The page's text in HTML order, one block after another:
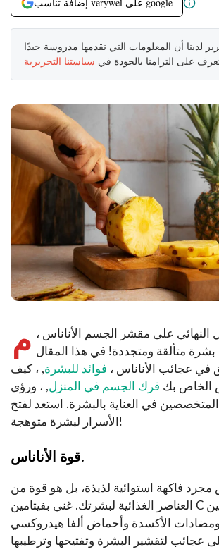
لدينا أن المعلومات التي نقدمها مدروسة جيدًا
على التزامنا بالجودة في سياستنا التحريرية
م النهائي على مقشر الجسم الأناناس ،
بشرة متألقة ومتجددة! في هذا المقال
في عجائب الأناناس ، فوائد للبشرة, ، كيف
الخاص بك فرك الجسم في المنزل, ، ورؤى
المتخصصين في العناية بالبشرة. استعد لفتح
الأسرار لبشرة متوهجة!
قوة الأناناس.
مجرد فاكهة استوائية لذيذة، بل هو قوة من
العناصر الغذائية لبشرتك. غني بفيتامين C والبروميلين
ومضادات الأكسدة وأحماض ألفا هيدروكسي (AHAs) ، يعمل